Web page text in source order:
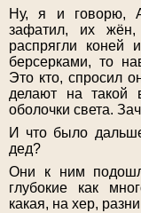
Ну, я и говорю,
зафатил, их
распрягли коней
берсерками, то
Это кто, спросил
делают на такой
оболочки света.
И что было
дед?
Они к ним
глубокие как
какая, на хер,